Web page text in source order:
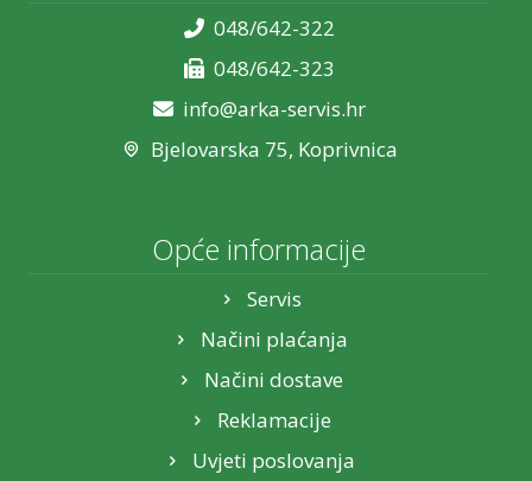
048/642-322
048/642-323
info@arka-servis.hr
Bjelovarska 75, Koprivnica
Opće informacije
Servis
Načini plaćanja
Načini dostave
Reklamacije
Uvjeti poslovanja